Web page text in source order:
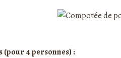
(pour 4 personnes) :